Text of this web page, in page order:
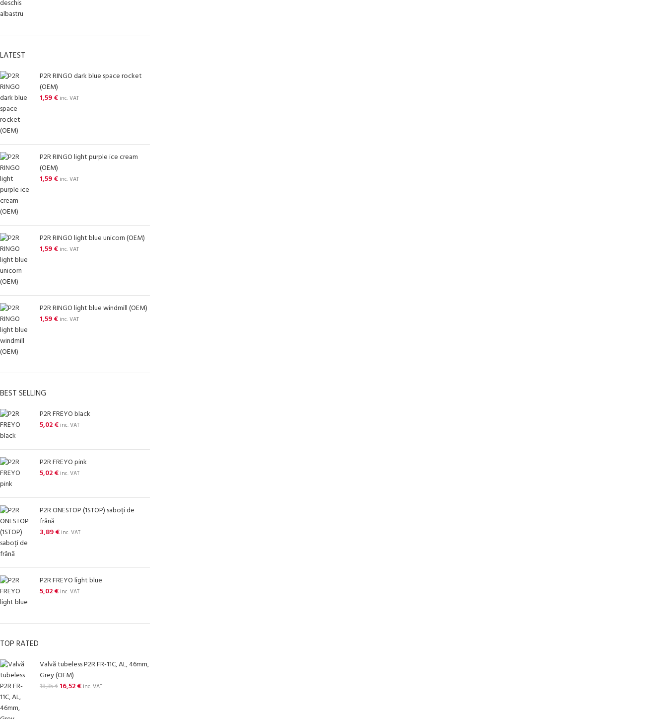
LATEST
P2R RINGO dark blue space rocket
(OEM)
1,59€ inc. VAT
P2R RINGO light purple ice cream
(OEM)
1,59€ inc. VAT
P2R RINGO light blue unicorn (OEM)
1,59€ inc. VAT
P2R RINGO light blue windmill (OEM)
1,59€ inc. VAT
BEST SELLING
P2R FREYO black
5,02€ inc. VAT
P2R FREYO pink
5,02€ inc. VAT
P2R ONESTOP (1STOP) saboți de
frână
3,89€ inc. VAT
P2R FREYO light blue
5,02€ inc. VAT
TOP RATED
Valvă tubeless P2R FR-11C, AL, 46mm,
Grey (OEM)
18,35€ 16,52€ inc. VAT